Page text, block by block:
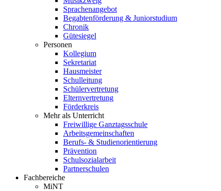
Sprachenangebot
Begabtenförderung & Juniorstudium
Chronik
Gütesiegel
Personen
Kollegium
Sekretariat
Hausmeister
Schulleitung
Schülervertretung
Elternvertretung
Förderkreis
Mehr als Unterricht
Freiwillige Ganztagsschule
Arbeitsgemeinschaften
Berufs- & Studienorientierung
Prävention
Schulsozialarbeit
Partnerschulen
Fachbereiche
MiNT